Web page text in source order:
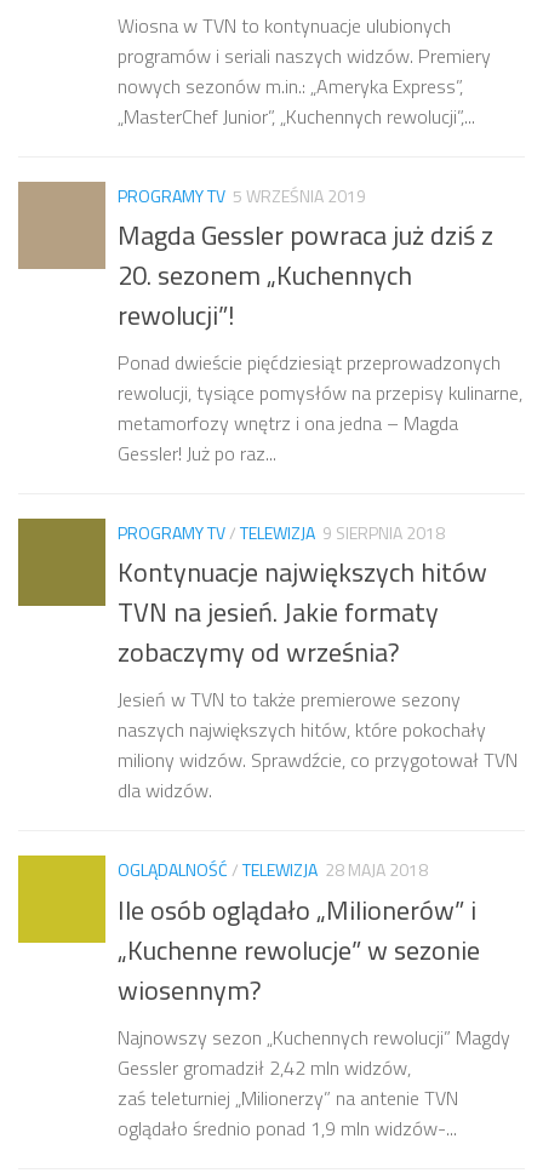
Wiosna w TVN to kontynuacje ulubionych
programów i seriali naszych widzów. Premiery
nowych sezonów m.in.: „Ameryka Express”,
„MasterChef Junior”, „Kuchennych rewolucji”,...
PROGRAMY TV 5 WRZEŚNIA 2019
Magda Gessler powraca już dziś z
20. sezonem „Kuchennych
rewolucji”!
Ponad dwieście pięćdziesiąt przeprowadzonych
rewolucji, tysiące pomysłów na przepisy kulinarne,
metamorfozy wnętrz i ona jedna – Magda
Gessler! Już po raz...
PROGRAMY TV/TELEWIZJA 9 SIERPNIA 2018
Kontynuacje największych hitów
TVN na jesień. Jakie formaty
zobaczymy od września?
Jesień w TVN to także premierowe sezony
naszych największych hitów, które pokochały
miliony widzów. Sprawdźcie, co przygotował TVN
dla widzów.
OGLĄDALNOŚĆ/TELEWIZJA 28 MAJA 2018
Ile osób oglądało „Milionerów” i
„Kuchenne rewolucje” w sezonie
wiosennym?
Najnowszy sezon „Kuchennych rewolucji” Magdy
Gessler gromadził 2,42 mln widzów,
zaś teleturniej „Milionerzy” na antenie TVN
oglądało średnio ponad 1,9 mln widzów-...